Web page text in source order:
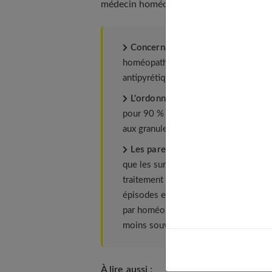
médecin homéopathe ou un généraliste.
Concernant le traitement
homéopathiques dans près de 75 %
antipyrétiques. Seuls 20 % de leurs
L'ordonnance des allopathes
pour 90 % des enfants malades,
aux granules homéopathiques que
Les parents souhaitent
que les surinfections. En matière de
traitement préventif aux jeunes
épisodes en un hiver). Les
par homéopathie font moins
moins souvent absents au travail.
À lire aussi :